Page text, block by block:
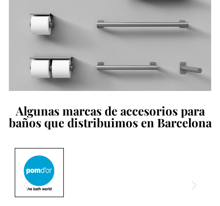
Algunas marcas de accesorios para
baños que distribuimos en Barcelona